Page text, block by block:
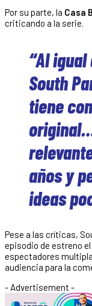
Por su parte, la Casa
criticando a la serie.
“Al
South
tiene
años y
ideas
Pese a las críticas,
episodio de estreno
espectadores
audiencia para la
- Advertisement -